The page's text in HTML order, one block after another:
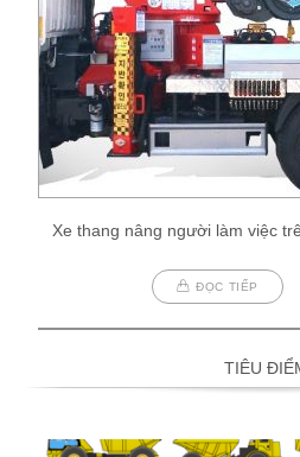
Xe thang nâng người làm việc
ĐỌC TIẾP
TIÊU